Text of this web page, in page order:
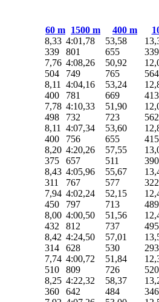
60 m 1500 m 400 m
8,33
339
4:01,78
801
53,58
655
339
7,76
504
4:08,26
749
50,92
765
564
8,11
400
4:04,16
781
53,24
669
413
7,78
498
4:10,33
732
51,90
723
562
8,11
400
4:07,34
756
53,60
655
415
8,20
375
4:20,26
657
57,55
511
390
8,43
311
4:05,96
767
55,67
577
322
7,94
450
4:02,24
797
52,15
713
489
8,00
432
4:00,50
812
51,56
737
495
8,42
314
4:24,50
628
57,01
530
293
7,74
510
4:00,72
809
51,84
726
520
8,25
360
4:22,32
642
58,37
484
346